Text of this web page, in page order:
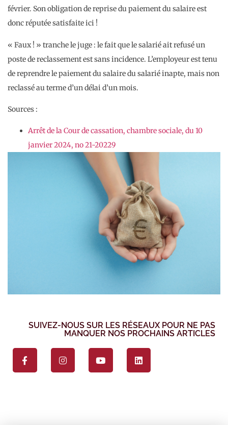
février. Son obligation de reprise du paiement du salaire est
donc réputée satisfaite ici !
« Faux ! » tranche le juge : le fait que le salarié ait refusé un
poste de reclassement est sans incidence. L’employeur est tenu
de reprendre le paiement du salaire du salarié inapte, mais non
reclassé au terme d’un délai d’un mois.
Sources :
Arrêt de la Cour de cassation, chambre sociale, du 10
janvier 2024, no 21-20229
SUIVEZ-NOUS SUR LES RÉSEAUX POUR NE PAS
MANQUER NOS PROCHAINS ARTICLES